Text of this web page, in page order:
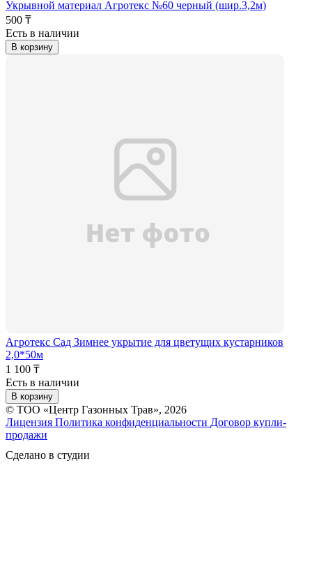
Укрывной материал Агротекс №60 черный (шир.3,2м)
500 ₸
Есть в наличии
В корзину
Агротекс Сад Зимнее укрытие для цветущих кустарников
2,0*50м
1 100 ₸
Есть в наличии
В корзину
© ТОО «Центр Газонных Трав», 2026
Лицензия Политика конфиденциальности Договор купли-
продажи
Сделано в студии